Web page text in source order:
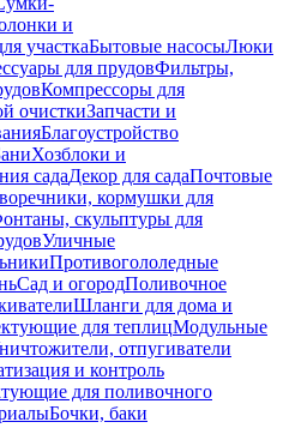
и
участкаБытовые насосыЛюки
для прудовФильтры,
Компрессоры для
очисткиЗапчасти и
Благоустройство
Хозблоки и
садаДекор для садаПочтовые
кормушки для
скульптуры для
Уличные
Противогололедные
Сад и огородПоливочное
Шланги для дома и
для теплицМодульные
отпугиватели
и контроль
для поливочного
Бочки, баки